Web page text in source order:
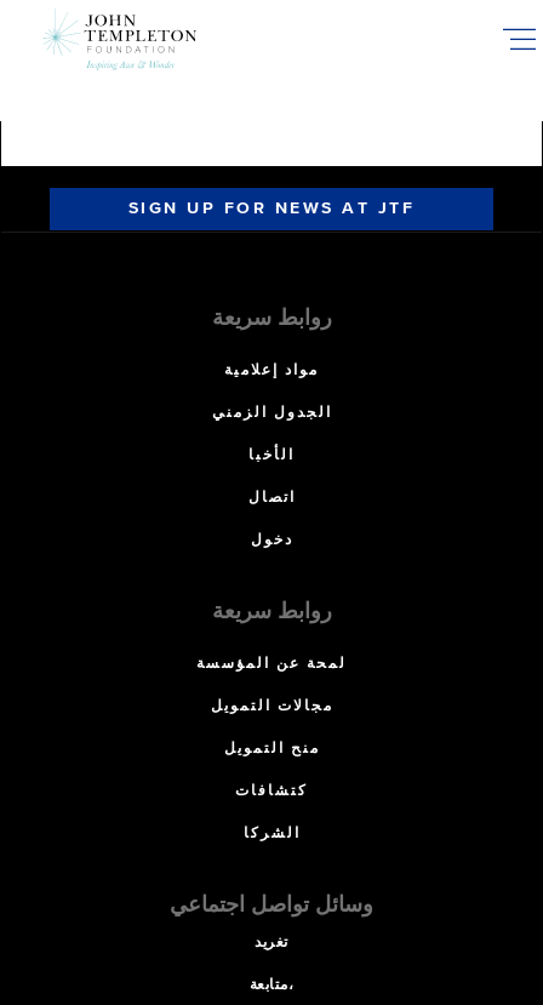
SIGN UP FOR NEWS AT JTF
روابط سريعة
مواد إعلامية
الجدول الزمني
الأخبا
اتصال
دخول
روابط سريعة
لمحة عن المؤسسة
مجالات التمويل
منح التمويل
كتشافات
الشركا
وسائل تواصل اجتماعي
تغريد
متابعة،